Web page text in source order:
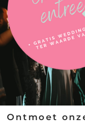
Ontmoet